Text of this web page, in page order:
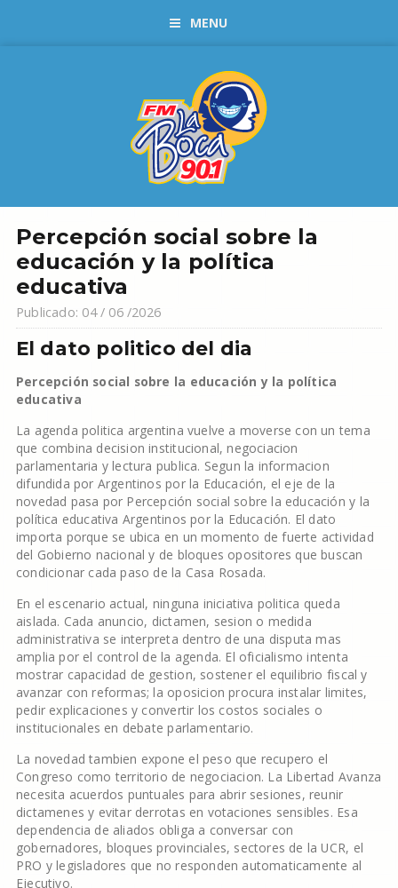
MENU
Percepción social sobre la
educación y la política
educativa
Publicado: 04 / 06 /2026
El dato politico del dia
Percepción social sobre la educación y la política
educativa
La agenda politica argentina vuelve a moverse con un tema
que combina decision institucional, negociacion
parlamentaria y lectura publica. Segun la informacion
difundida por Argentinos por la Educación, el eje de la
novedad pasa por Percepción social sobre la educación y la
política educativa Argentinos por la Educación. El dato
importa porque se ubica en un momento de fuerte actividad
del Gobierno nacional y de bloques opositores que buscan
condicionar cada paso de la Casa Rosada.
En el escenario actual, ninguna iniciativa politica queda
aislada. Cada anuncio, dictamen, sesion o medida
administrativa se interpreta dentro de una disputa mas
amplia por el control de la agenda. El oficialismo intenta
mostrar capacidad de gestion, sostener el equilibrio fiscal y
avanzar con reformas; la oposicion procura instalar limites,
pedir explicaciones y convertir los costos sociales o
institucionales en debate parlamentario.
La novedad tambien expone el peso que recupero el
Congreso como territorio de negociacion. La Libertad Avanza
necesita acuerdos puntuales para abrir sesiones, reunir
dictamenes y evitar derrotas en votaciones sensibles. Esa
dependencia de aliados obliga a conversar con
gobernadores, bloques provinciales, sectores de la UCR, el
PRO y legisladores que no responden automaticamente al
Ejecutivo.